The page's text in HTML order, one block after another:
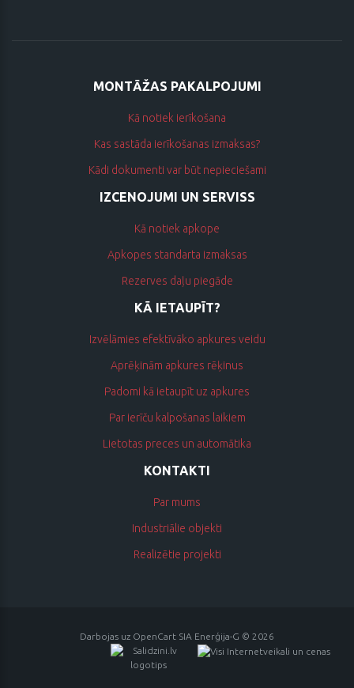
MONTĀŽAS PAKALPOJUMI
Kā notiek ierīkošana
Kas sastāda ierīkošanas izmaksas?
Kādi dokumenti var būt nepieciešami
IZCENOJUMI UN SERVISS
Kā notiek apkope
Apkopes standarta izmaksas
Rezerves daļu piegāde
KĀ IETAUPĪT?
Izvēlāmies efektīvāko apkures veidu
Aprēķinām apkures rēķinus
Padomi kā ietaupīt uz apkures
Par ierīču kalpošanas laikiem
Lietotas preces un automātika
KONTAKTI
Par mums
Industriālie objekti
Realizētie projekti
Darbojas uz OpenCart SIA Enerģija-G © 2026